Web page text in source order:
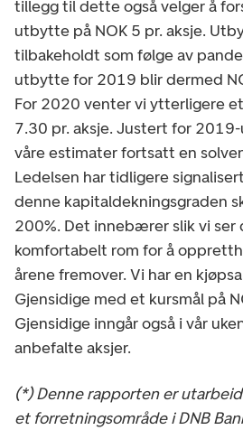
tillegg til dette også velger å
utbytte på NOK 5 pr. aksje.
tilbakeholdt som følge av
utbytte for 2019 blir dermed
For 2020 venter vi ytterligere
7.30 pr. aksje. Justert for
våre estimater fortsatt en
Ledelsen har tidligere
denne kapitaldekningsgraden
200%. Det innebærer slik vi
komfortabelt rom for å
årene fremover. Vi har en
Gjensidige med et kursmål på
Gjensidige inngår også i vår
anbefalte aksjer.
(*) Denne rapporten er
et forretningsområde i DNB